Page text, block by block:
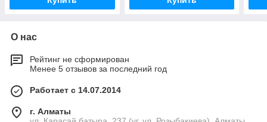
О нас
Рейтинг не сформирован
Менее 5 отзывов за последний год
Работает с 14.07.2014
г. Алматы